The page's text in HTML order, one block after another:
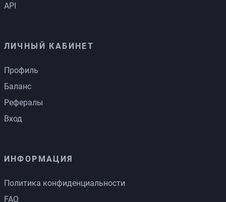
API
ЛИЧНЫЙ КАБИНЕТ
Профиль
Баланс
Рефералы
Вход
ИНФОРМАЦИЯ
Политика конфиденциальности
FAQ